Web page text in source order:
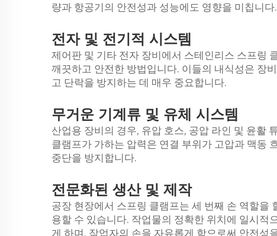
량과 항공기의 안전성과 성능에도 영향을 미칩니다.
전자 및 전기적 시스템
제어판 및 기타 전자 장비에서 스테인리스 스프링
깨끗하고 안전한 방법입니다. 이들의 내식성은 장
고 단락을 방지하는 데 매우 중요합니다.
무거운 기계류 및 유체 시스템
산업용 장비의 경우, 유압 호스, 공압 라인 및 윤활
클램프가 가하는 압력은 연결 부위가 고압과 맥동
중단을 방지합니다.
전문화된 생산 및 제작
공장 현장에서 스프링 클램프는 세 번째 손 역할을
용할 수 있습니다. 작업물의 정확한 위치에 일시
게 하며, 작업자의 손을 자유롭게 함으로써 안전성